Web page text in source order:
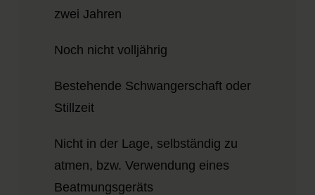
zwei Jahren
Noch nicht volljährig
Bestehende Schwangerschaft oder
Stillzeit
Nicht in der Lage, selbständig zu
atmen, bzw. Verwendung eines
Beatmungsgeräts